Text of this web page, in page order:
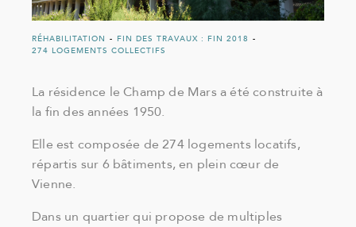
RÉHABILITATION - FIN DES TRAVAUX : FIN 2018 -
274 LOGEMENTS COLLECTIFS
La résidence le Champ de Mars a été construite à
la fin des années 1950.
Elle est composée de 274 logements locatifs,
répartis sur 6 bâtiments, en plein cœur de
Vienne.
Dans un quartier qui propose de multiples